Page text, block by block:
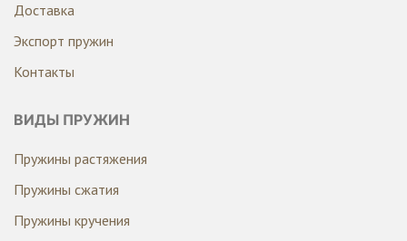
Доставка
Экспорт пружин
Контакты
ВИДЫ ПРУЖИН
Пружины растяжения
Пружины сжатия
Пружины кручения